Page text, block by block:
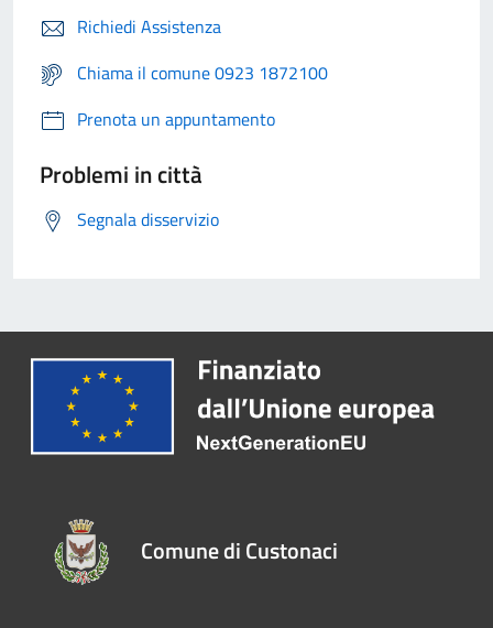
Richiedi Assistenza
Chiama il comune 0923 1872100
Prenota un appuntamento
Problemi in città
Segnala disservizio
Comune di Custonaci